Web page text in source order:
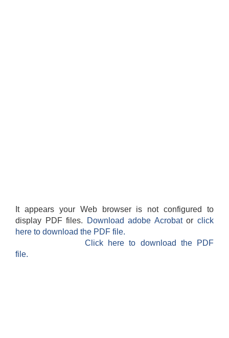
It appears your Web browser is not configured to
display PDF files.
Download adobe Acrobatorclick
here to download the PDF file.
Click here to download the PDF
file.